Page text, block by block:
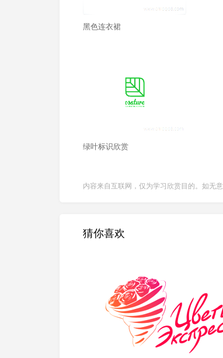
黑色连衣裙
绿叶标识欣赏
内容来自互联网，仅为学习欣赏目的。如无
猜你喜欢